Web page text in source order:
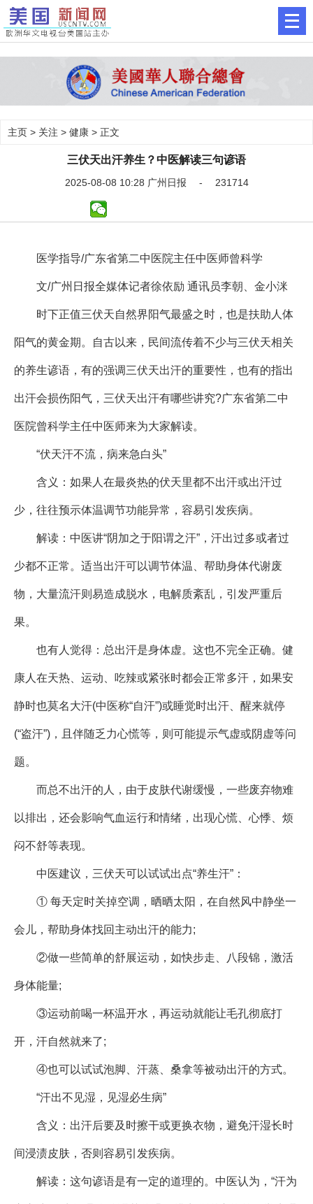
主页 > 关注 > 健康 > 正文
三伏天出汗养生？中医解读三句谚语
2025-08-08 10:28 广州日报 - 231714
医学指导/广东省第二中医院主任中医师曾科学
文/广州日报全媒体记者徐依励 通讯员李朝、金小洣
时下正值三伏天自然界阳气最盛之时，也是扶助人体
阳气的黄金期。自古以来，民间流传着不少与三伏天相关
的养生谚语，有的强调三伏天出汗的重要性，也有的指出
出汗会损伤阳气，三伏天出汗有哪些讲究?广东省第二中
医院曾科学主任中医师来为大家解读。
“伏天汗不流，病来急白头”
含义：如果人在最炎热的伏天里都不出汗或出汗过
少，往往预示体温调节功能异常，容易引发疾病。
解读：中医讲“阴加之于阳谓之汗”，汗出过多或者过
少都不正常。适当出汗可以调节体温、帮助身体代谢废
物，大量流汗则易造成脱水，电解质紊乱，引发严重后
果。
也有人觉得：总出汗是身体虚。这也不完全正确。健
康人在天热、运动、吃辣或紧张时都会正常多汗，如果安
静时也莫名大汗(中医称“自汗”)或睡觉时出汗、醒来就停
(“盗汗”)，且伴随乏力心慌等，则可能提示气虚或阴虚等问
题。
而总不出汗的人，由于皮肤代谢缓慢，一些废弃物难
以排出，还会影响气血运行和情绪，出现心慌、心悸、烦
闷不舒等表现。
中医建议，三伏天可以试试出点“养生汗”：
① 每天定时关掉空调，晒晒太阳，在自然风中静坐一
会儿，帮助身体找回主动出汗的能力;
②做一些简单的舒展运动，如快步走、八段锦，激活
身体能量;
③运动前喝一杯温开水，再运动就能让毛孔彻底打
开，汗自然就来了;
④也可以试试泡脚、汗蒸、桑拿等被动出汗的方式。
“汗出不见湿，见湿必生病”
含义：出汗后要及时擦干或更换衣物，避免汗湿长时
间浸渍皮肤，否则容易引发疾病。
解读：这句谚语是有一定的道理的。中医认为，“汗为